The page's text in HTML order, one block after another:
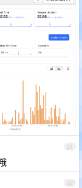
21
22